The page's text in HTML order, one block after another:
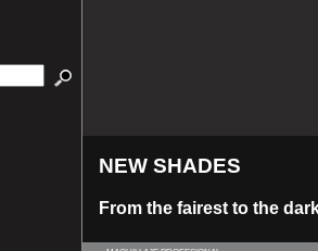
NEW SHADES
From the fairest to the